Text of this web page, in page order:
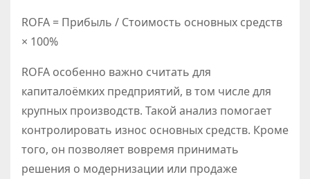
ROFA = Прибыль / Стоимость основных средств
× 100%
ROFA особенно важно считать для
капиталоёмких предприятий, в том числе для
крупных производств. Такой анализ помогает
контролировать износ основных средств. Кроме
того, он позволяет вовремя принимать
решения о модернизации или продаже